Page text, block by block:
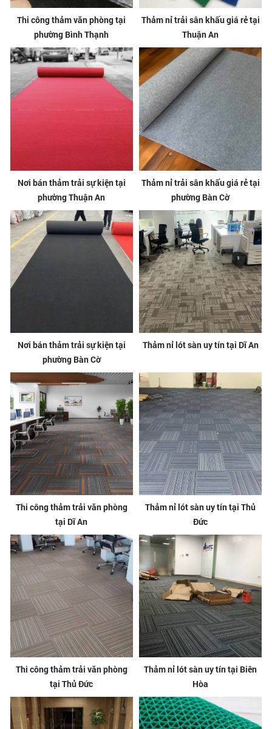
Thi công thảm văn phòng tại
phường Bình Thạnh
Thảm nỉ trải sân khấu giá rẻ tại
Thuận An
Nơi bán thảm trải sự kiện tại
phường Thuận An
Thảm nỉ trải sân khấu giá rẻ tại
phường Bàn Cờ
Nơi bán thảm trải sự kiện tại
phường Bàn Cờ
Thảm nỉ lót sàn uy tín tại Dĩ An
Thi công thảm trải văn phòng
tại Dĩ An
Thảm nỉ lót sàn uy tín tại Thủ
Đức
Thi công thảm trải văn phòng
tại Thủ Đức
Thảm nỉ lót sàn uy tín tại Biên
Hòa